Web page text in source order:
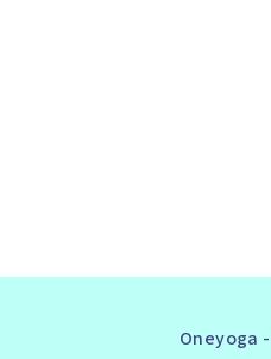
Oneyoga